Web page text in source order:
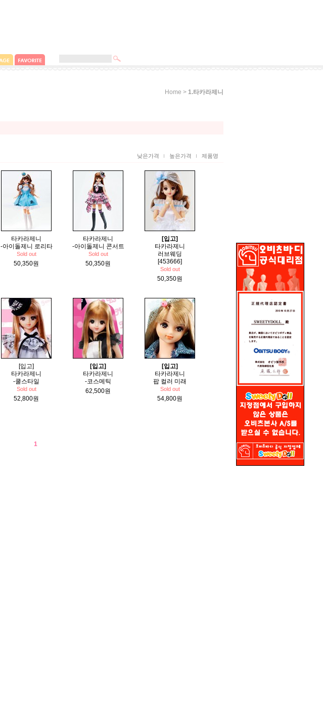
Home > 1.타카라제니
낮은가격 높은가격 제품명
타카라제니
-아이돌제니 로리타
Sold out
50,350원
타카라제니
-아이돌제니 콘서트
Sold out
50,350원
[입고]
타카라제니
러브웨딩
[453666]
Sold out
50,350원
[입고]
타카라제니
-쿨스타일
Sold out
52,800원
[입고]
타카라제니
-코스메틱
62,500원
[입고]
타카라제니
팝 컬러 미래
Sold out
54,800원
1